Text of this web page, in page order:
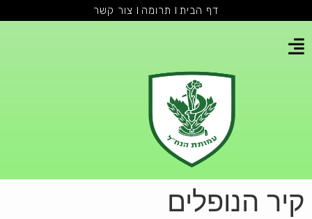
דף הבית תרומה צור קשר
קיר הנופלים